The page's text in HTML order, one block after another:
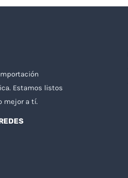
Estamos listos
mejor a tí.